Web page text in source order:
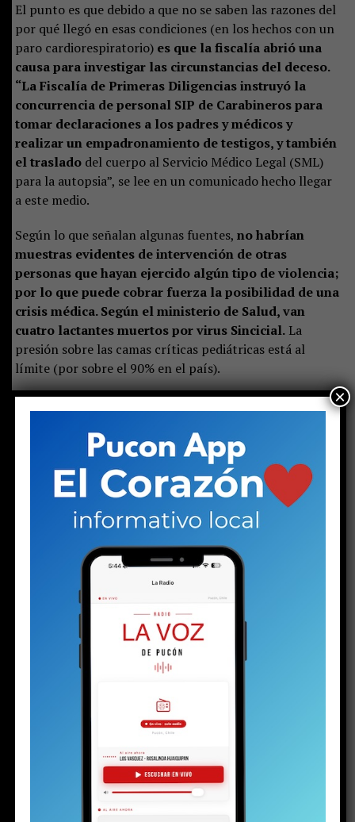
El punto es que debido a que no se saben las razones del
por qué llegó en esas condiciones (en los hechos con un
paro cardiorespiratorio) es que la fiscalía abrió una
causa para investigar las circunstancias del deceso.
“La Fiscalía de Primeras Diligencias instruyó la
concurrencia de personal SIP de Carabineros para
tomar declaraciones a los padres y médicos y
realizar un empadronamiento de testigos, y también
el trasladodel cuerpo al Servicio Médico Legal (SML)
para la autopsia”, se lee en un comunicado hecho llegar
a este medio.
Según lo que señalan algunas fuentes, no habrían
muestras evidentes de intervención de otras
personas que hayan ejercido algún tipo de violencia;
por lo que puede cobrar fuerza la posibilidad de una
crisis médica. Según el ministerio de Salud, van
cuatro lactantes muertos por virus Sincicial.La
presión sobre las camas críticas pediátricas está al
límite (por sobre el 90% en el país).
El comunicado
Share this:
Facebook
×